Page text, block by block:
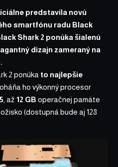
predstavila novú
smartfónu radu Black
Shark 2 ponúka šialenú
dizajn zameraný na
2 ponúka to najlepšie
ho výkonný procesor
, až 12 GB operačnej pamäte
(dostupná bude aj 128